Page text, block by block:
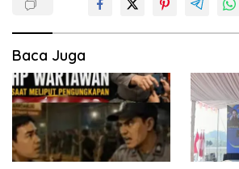
Baca Juga